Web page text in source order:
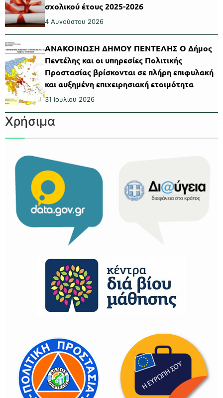
σχολικού έτους 2025-2026
4 Αυγούστου 2026
ΑΝΑΚΟΙΝΩΣΗ ΔΗΜΟΥ ΠΕΝΤΕΛΗΣ Ο Δήμος
Πεντέλης και οι υπηρεσίες Πολιτικής
Προστασίας βρίσκονται σε πλήρη επιφυλακή
και αυξημένη επιχειρησιακή ετοιμότητα
31 Ιουλίου 2026
Χρήσιμα